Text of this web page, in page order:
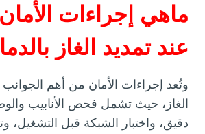
ماهي إجراءات الأمان
عند تمديد الغاز
وتُعد إجراءات الأمان من أهم
الغاز، حيث تشمل فحص الأنابيب
دقيق، واختبار الشبكة قبل